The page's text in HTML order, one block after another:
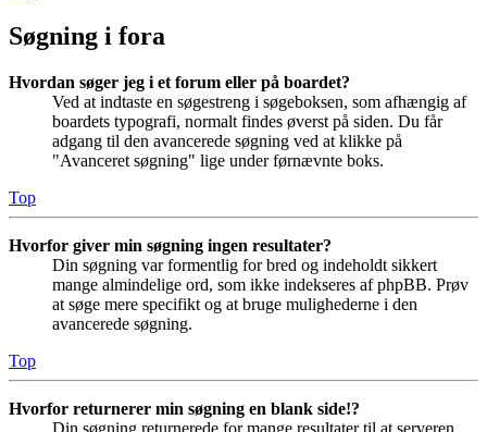
Søgning i fora
Hvordan søger jeg i et forum eller på boardet?
Ved at indtaste en søgestreng i søgeboksen, som afhængig af
boardets typografi, normalt findes øverst på siden. Du får
adgang til den avancerede søgning ved at klikke på
"Avanceret søgning" lige under førnævnte boks.
Top
Hvorfor giver min søgning ingen resultater?
Din søgning var formentlig for bred og indeholdt sikkert
mange almindelige ord, som ikke indekseres af phpBB. Prøv
at søge mere specifikt og at bruge mulighederne i den
avancerede søgning.
Top
Hvorfor returnerer min søgning en blank side!?
Din søgning returnerede for mange resultater til at serveren